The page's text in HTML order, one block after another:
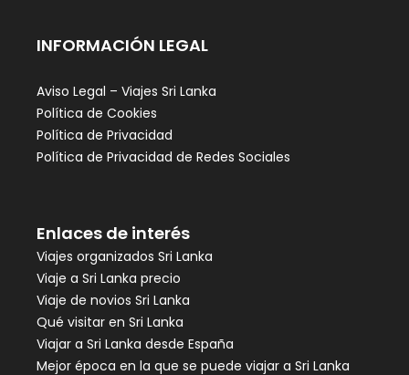
INFORMACIÓN LEGAL
Aviso Legal – Viajes Sri Lanka
Política de Cookies
Política de Privacidad
Política de Privacidad de Redes Sociales
Enlaces de interés
Viajes organizados Sri Lanka
Viaje a Sri Lanka precio
Viaje de novios Sri Lanka
Qué visitar en Sri Lanka
Viajar a Sri Lanka desde España
Mejor época en la que se puede viajar a Sri Lanka